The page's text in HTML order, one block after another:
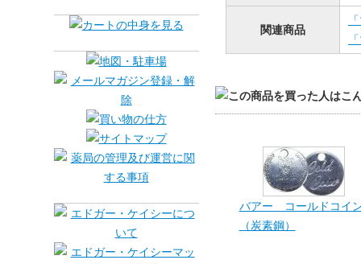
関連商品
バアー コールドコイ
（炭素鋼）